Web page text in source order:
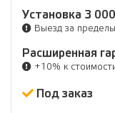
Установка 3
Выезд за
Расширенная
+10% к
Под заказ